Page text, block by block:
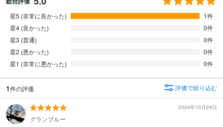
星5 (非常に良かった)
1件
星4 (良かった)
0件
星3 (普通)
0件
星2 (悪かった)
0件
星1 (非常に悪かった)
0件
1件の評価 評価で絞り込む
2024年10月24日
グランブルー